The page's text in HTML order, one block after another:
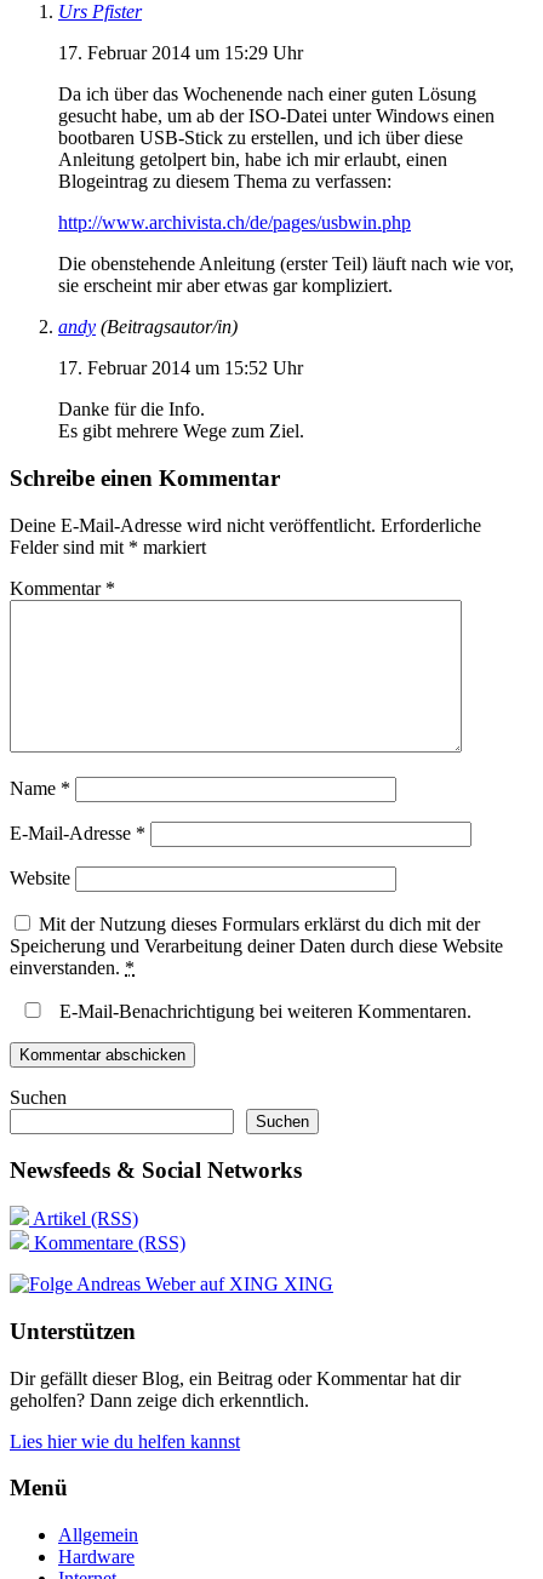
Urs Pfister
17. Februar 2014 um 15:29 Uhr
Da ich über das Wochenende nach einer guten Lösung
gesucht habe, um ab der ISO-Datei unter Windows einen
bootbaren USB-Stick zu erstellen, und ich über diese
Anleitung getolpert bin, habe ich mir erlaubt, einen
Blogeintrag zu diesem Thema zu verfassen:
http://www.archivista.ch/de/pages/usbwin.php
Die obenstehende Anleitung (erster Teil) läuft nach wie vor,
sie erscheint mir aber etwas gar kompliziert.
andy (Beitragsautor/in)
17. Februar 2014 um 15:52 Uhr
Danke für die Info.
Es gibt mehrere Wege zum Ziel.
Schreibe einen Kommentar
Deine E-Mail-Adresse wird nicht veröffentlicht. Erforderliche
Felder sind mit * markiert
Kommentar *
Name *
E-Mail-Adresse *
Website
Mit der Nutzung dieses Formulars erklärst du dich mit der
Speicherung und Verarbeitung deiner Daten durch diese Website
einverstanden. *
E-Mail-Benachrichtigung bei weiteren Kommentaren.
Suchen
Suchen
Newsfeeds & Social Networks
Artikel (RSS)
Kommentare (RSS)
XING
Unterstützen
Dir gefällt dieser Blog, ein Beitrag oder Kommentar hat dir
geholfen? Dann zeige dich erkenntlich.
Lies hier wie du helfen kannst
Menü
Allgemein
Hardware